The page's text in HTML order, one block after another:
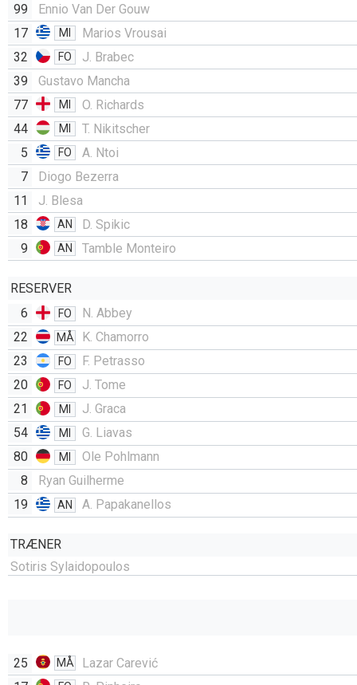
99
Ennio Van Der Gouw
17
MI
Marios Vrousai
32
FO
J. Brabec
39
Gustavo Mancha
77
MI
O. Richards
44
MI
T. Nikitscher
5
FO
A. Ntoi
7
Diogo Bezerra
11
J. Blesa
18
AN
D. Spikic
9
AN Tamble Monteiro
RESERVER
6
FO
N. Abbey
22
MÅ
K. Chamorro
23
FO
F. Petrasso
20
FO
J. Tome
21
MI
J. Graca
54
MI
G. Liavas
80
MI
Ole Pohlmann
8
Ryan Guilherme
19
AN A. Papakanellos
TRÆNER
Sotiris Sylaidopoulos
25 MÅ
Lazar Carević